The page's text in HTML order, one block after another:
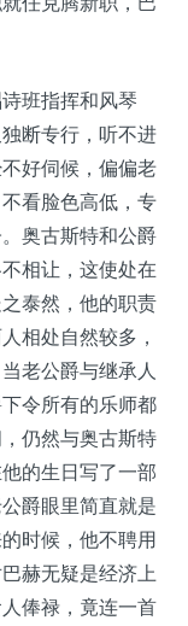
班指挥和风琴
断专行，听不进
好伺候，偏偏老
看脸色高低，专
奥古斯特和公爵
相让，这使处在
泰然，他的职责
相处自然较多，
老公爵与继承人
令所有的乐师都
仍然与奥古斯特
的生日写了一部
爵眼里简直就是
时候，他不聘用
赫无疑是经济上
俸禄，竟连一首